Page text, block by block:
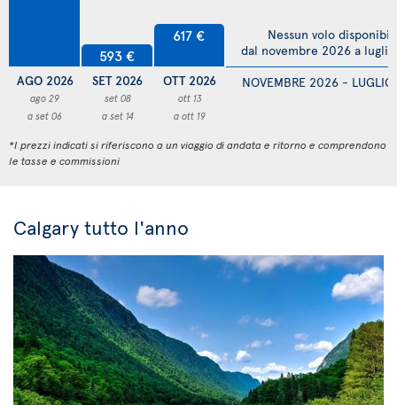
AGO 2026
ago 29
a set 06
593 €
SET 2026
set 08
a set 14
617 €
OTT 2026
ott 13
a ott 19
NOVEMBRE 2026 -
Nessun volo
dal novembre 2026 a
*I prezzi indicati si riferiscono a un viaggio di andata e ritorno e comprendono
le tasse e commissioni
Calgary tutto l'anno